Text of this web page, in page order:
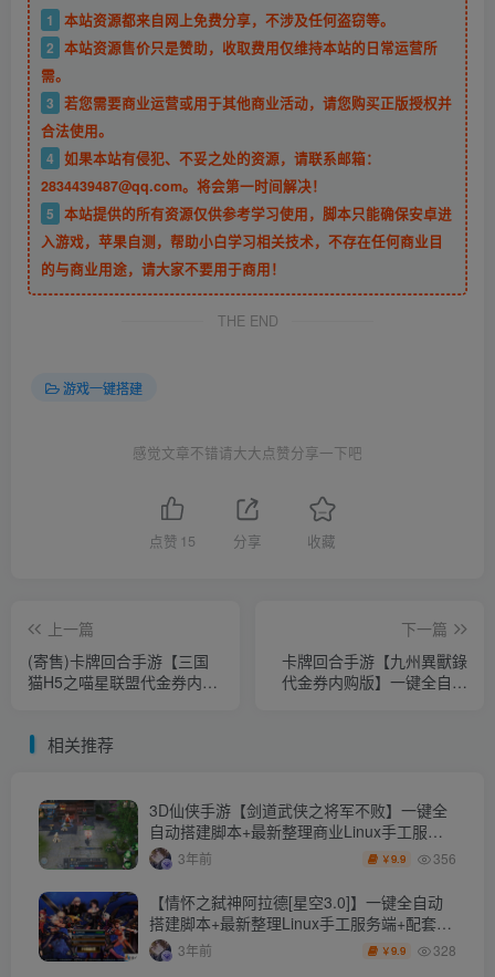
1
本站资源都来自网上免费分享，不涉及任何盗窃等。
2 本站资源售价只是赞助，收取费用仅维持本站的日常运营所
需。
3 若您需要商业运营或用于其他商业活动，请您购买正版授权并
合法使用。
4 如果本站有侵犯、不妥之处的资源，请联系邮箱：
2834439487@qq.com。将会第一时间解决！
5 本站提供的所有资源仅供参考学习使用，脚本只能确保安卓进
入游戏，苹果自测，帮助小白学习相关技术，不存在任何商业目
的与商业用途，请大家不要用于商用！
THE END
游戏一键搭建
感觉文章不错请大大点赞分享一下吧
点赞 15 分享 收藏
上一篇
(寄售)卡牌回合手游【三国
猫H5之喵星联盟代金券内购
+简易安卓客户端
下一篇
卡牌回合手游【九州異獸錄
代金券内购版】一键全自动
相关推荐
3D仙侠手游【剑道武侠之将军不败】一键全
自动搭建脚本+最新整理商业Linux手工服务
端+安卓苹果双端+CDK授权后台+详细搭建教
程+全套源代码+程序开发文档+技术文档
3年前 ￥9.9 356
【情怀之弑神阿拉德[星空3.0]】一键全自动
搭建脚本+最新整理Linux手工服务端+配套中
文表+WEB管理后台+GM授权后台+安卓苹果
双端+详细搭建教程
3年前 ￥9.9 328